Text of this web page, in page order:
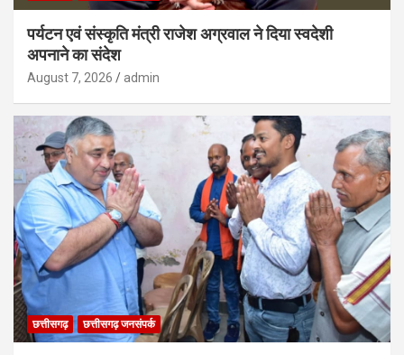
पर्यटन एवं संस्कृति मंत्री राजेश अग्रवाल ने दिया स्वदेशी
अपनाने का संदेश
August 7, 2026 admin
छत्तीसगढ़ छत्तीसगढ़ जनसंपर्क